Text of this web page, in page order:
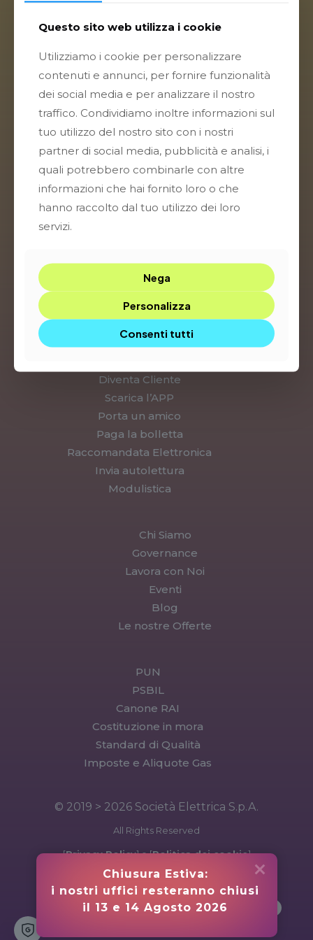
Luce Business
Gas Casa
Amm. Pubblica
Fotovoltaico
Sostenibilità
Certificati GO
Diventa Cliente
Scarica l’APP
Porta un amico
Paga la bolletta
Raccomandata Elettronica
Invia autolettura
Modulistica
Chi Siamo
Governance
Lavora con Noi
Eventi
Blog
Le nostre Offerte
PUN
PSBIL
Canone RAI
Costituzione in mora
Standard di Qualità
Imposte e Aliquote Gas
© 2019 > 2026 Società Elettrica S.p.A.
All Rights Reserved
[Privacy Policy] e [Politica dei cookie]
VAI SU
Questo sito web utilizza i cookie
Utilizziamo i cookie per personalizzare
contenuti e annunci, per fornire funzionalità
dei social media e per analizzare il nostro
traffico. Condividiamo inoltre informazioni sul
tuo utilizzo del nostro sito con i nostri
partner di social media, pubblicità e analisi, i
quali potrebbero combinarle con altre
informazioni che hai fornito loro o che
hanno raccolto dal tuo utilizzo dei loro
servizi.
Nega
Personalizza
Consenti tutti
Chiusura Estiva:
i nostri uffici resteranno chiusi
il 13 e 14 Agosto 2026